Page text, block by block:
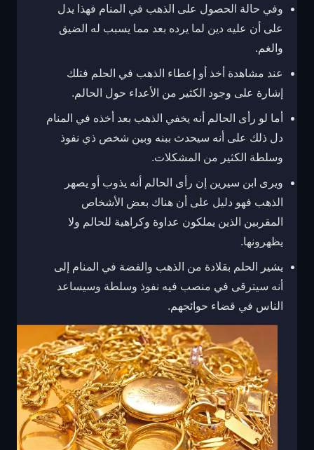
وفي حالة الحصول على الذهب في المنام فهذا يدل
على أن عليه دين لما يرده بعد مما يسبب له الضيق
والغم.
عند مشاهدة أخذ أو إعطاء الذهب في الحلم فتلك
إشارة على وجود الكثير من الأعداء حول الحالم.
أما لو رأى الحالم أنه يخفي الذهب بعد أخذه في المنام
دل ذلك على أنه سيحدث ببنه وبين شخص ذي نفوذ
وسلطة الكثير من المشكلات.
ويرى ابن سيرين إن رأى الحالم أنه يذوب أو يصهر
الذهب فهو دليل على أن هناك بعض الأشخاص
المقربين الذين يملكون عداوة وكراهية للحالم ولا
يظهرونها.
يشير الحلم بقلادة من الذهب والفضة في المنام إلى
أنه سيترقى في منصب فيه نفوذ وسلطة وسيساعد
الناس في قضاء حوائجهم.